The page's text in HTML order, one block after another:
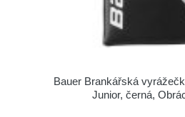
Bauer Brankářská
Junior, černá,